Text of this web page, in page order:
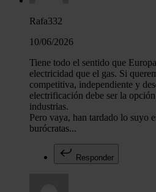
Rafa332
10/06/2026
Tiene todo el sentido que
electricidad que el gas. Si
competitiva, independiente y
electrificación debe ser la
industrias.
Pero vaya, han tardado lo suyo
burócratas...
Responder